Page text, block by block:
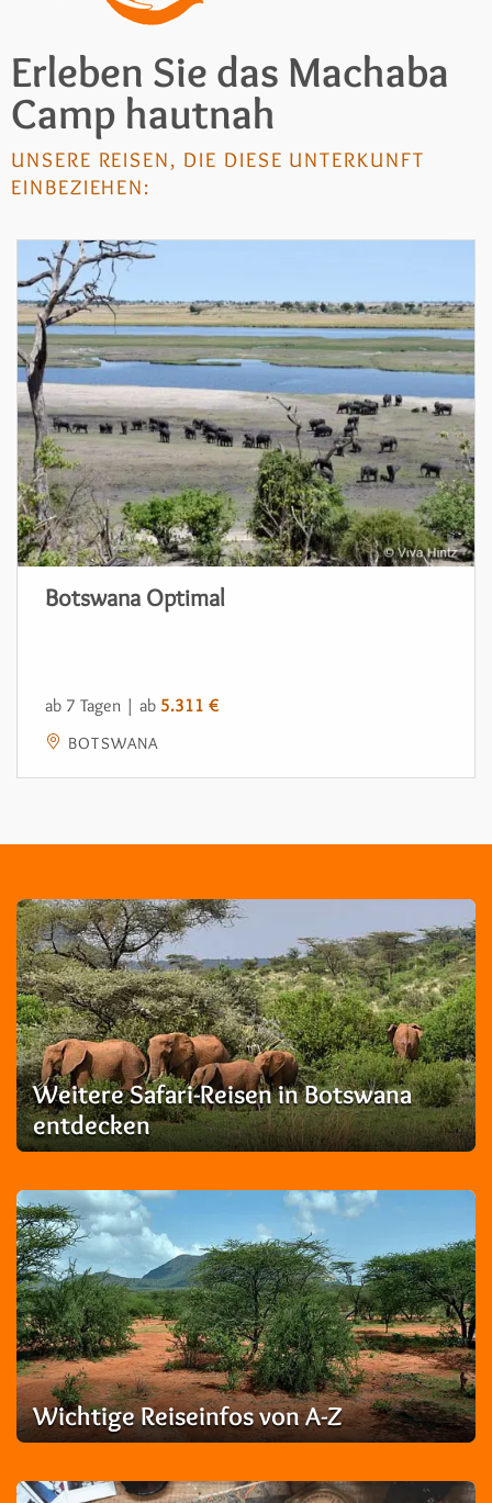
Erleben Sie das Machaba
Camp hautnah
UNSERE REISEN, DIE DIESE UNTERKUNFT
EINBEZIEHEN:
Botswana Optimal
ab 7 Tagen | ab 5.311 €
BOTSWANA
Weitere Safari-Reisen in Botswana
entdecken
Wichtige Reiseinfos von A-Z